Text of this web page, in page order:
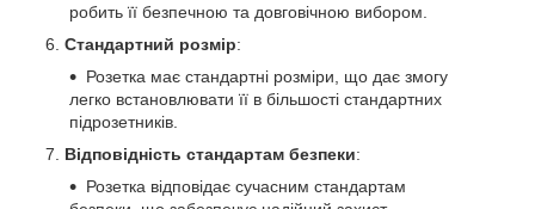
робить її безпечною та довговічною вибором.
Стандартний розмір:
Розетка має стандартні розміри, що дає змогу
легко встановлювати її в більшості стандартних
підрозетників.
Відповідність стандартам безпеки:
Розетка відповідає сучасним стандартам